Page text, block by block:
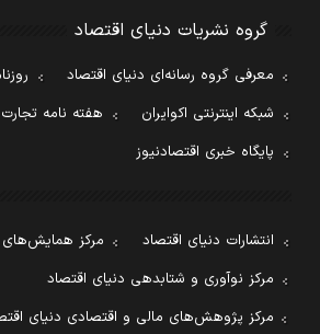
گروه نشریات دنیای اقتصاد
معرفی گروه رسانه‌ای دنیای اقتصاد
شبکه اینترنتی اکوایران
هفته نامه تجارت
پایگاه خبری اقتصادنیوز
انتشارات دنیای اقتصاد
مرکز همایش‌های
مرکز نوآوری و شتابدهی دنیای اقتصاد
مرکز پژوهش‌های مالی و اقتصادی دنیای